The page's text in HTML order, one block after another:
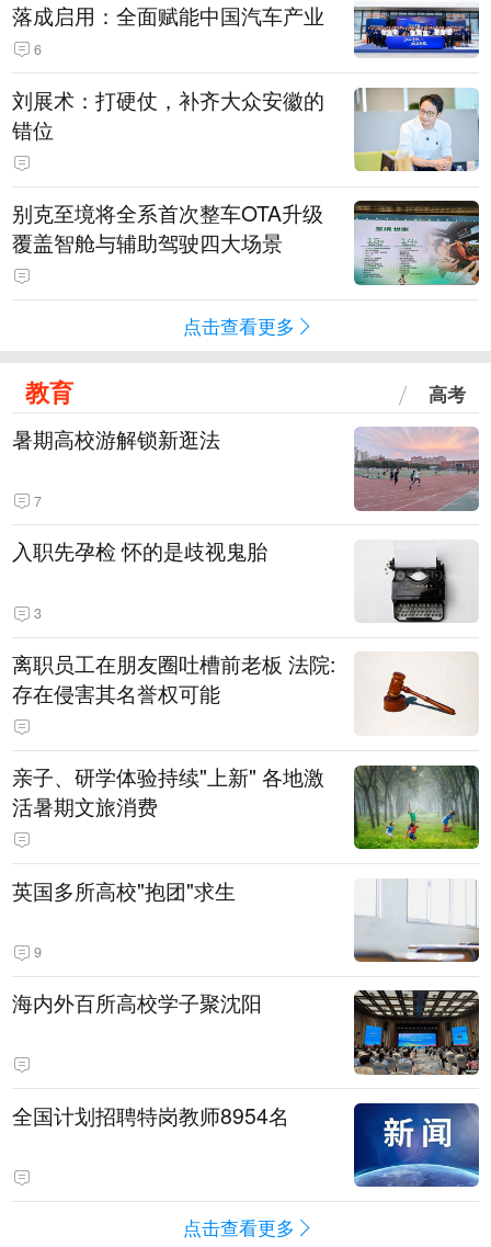
落成启用：全面赋能中国汽车产业
6
刘展术：打硬仗，补齐大众安徽的
错位
别克至境将全系首次整车OTA升级
覆盖智舱与辅助驾驶四大场景
点击查看更多
教育 高考
暑期高校游解锁新逛法
7
入职先孕检 怀的是歧视鬼胎
3
离职员工在朋友圈吐槽前老板 法院:
存在侵害其名誉权可能
亲子、研学体验持续"上新" 各地激
活暑期文旅消费
英国多所高校"抱团"求生
9
海内外百所高校学子聚沈阳
全国计划招聘特岗教师8954名
点击查看更多